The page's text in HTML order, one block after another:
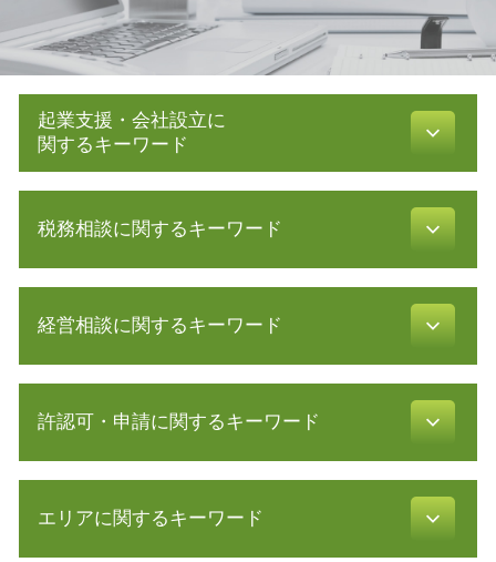
起業支援・会社設立に
関するキーワード
増資 手続き
定款 認証
会社設立後 手続き
起業 補助金
電子 定款 代行
会社設立 費用 経費
会社設立 流れ
税務相談に関するキーワード
会社 税金
税務調査 事前通知
確定申告 費用
白色申告 必要書類
所得税 種類
経営相談に関するキーワード
経営 計画 作り方
事業 譲渡
議決権 とは
許認可・申請に関するキーワード
許認可 取得
エリアに関するキーワード